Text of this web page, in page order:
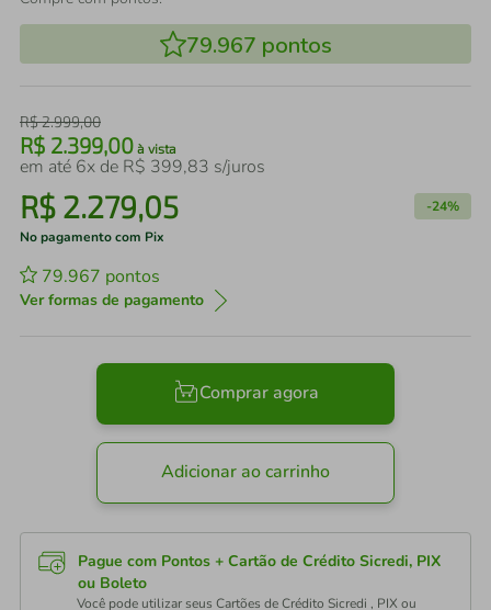
79.967 pontos
R$2.999,00
R$ 2.399,00 à vista
em até 6x de R$ 399,83 s/juros
R$ 2.279,05 -24%
No pagamento com Pix
79.967 pontos
Ver formas de pagamento
Comprar agora
Adicionar ao carrinho
Pague com Pontos + Cartão de Crédito Sicredi, PIX
ou Boleto
Você pode utilizar seus Cartões de Crédito Sicredi , PIX ou